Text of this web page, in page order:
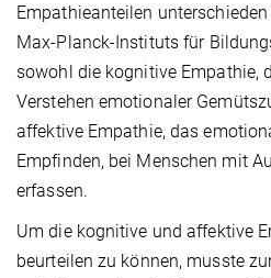
Empathieanteilen
Max-Planck-Instituts für
sowohl die kognitive Empathie,
Verstehen emotionaler
affektive Empathie, das
Empfinden, bei Menschen mit
erfassen.
Um die kognitive und affektive
beurteilen zu können, musste